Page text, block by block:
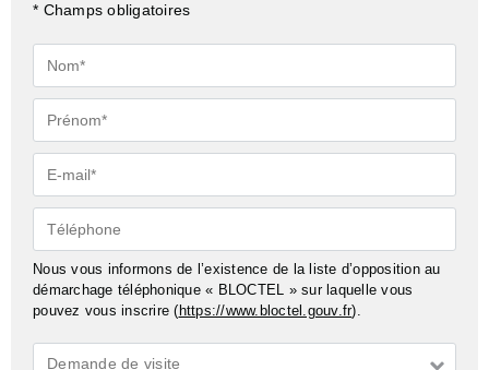
* Champs obligatoires
Nom*
Prénom*
E-
mail*
Téléphone
Nous vous informons de l’existence de la liste d’opposition au
démarchage téléphonique « BLOCTEL » sur laquelle vous
pouvez vous inscrire (https://www.bloctel.gouv.fr).
Demande
Demande de visite